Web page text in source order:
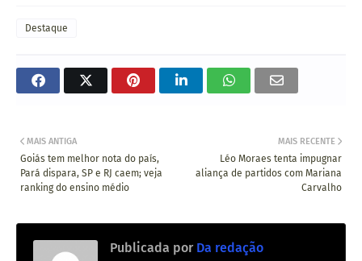
Destaque
MAIS RECENTE
Léo Moraes tenta impugnar
aliança de partidos com Mariana
Carvalho
MAIS ANTIGA
Goiás tem melhor nota do país,
Pará dispara, SP e RJ caem; veja
ranking do ensino médio
Publicada por Da redação